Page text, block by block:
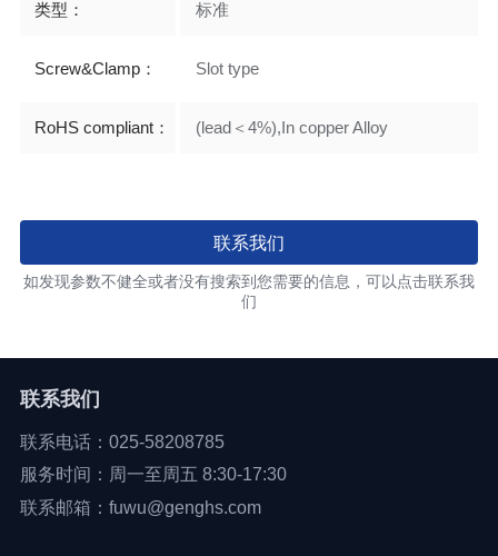
类型： 标准
Screw&Clamp： Slot type
RoHS compliant： (lead＜4%),In copper Alloy
联系我们
如发现参数不健全或者没有搜索到您需要的信息，可以点击联系我
们
联系我们
联系电话：025-58208785
服务时间：周一至周五 8:30-17:30
联系邮箱：fuwu@genghs.com